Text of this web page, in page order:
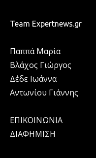
Team Expertnews.gr
Παππά Μαρία
Βλάχος Γιώργος
Δέδε Ιωάννα
Αντωνίου Γιάννης
ΕΠΙΚΟΙΝΩΝΙΑ
ΔΙΑΦΗΜΙΣΗ